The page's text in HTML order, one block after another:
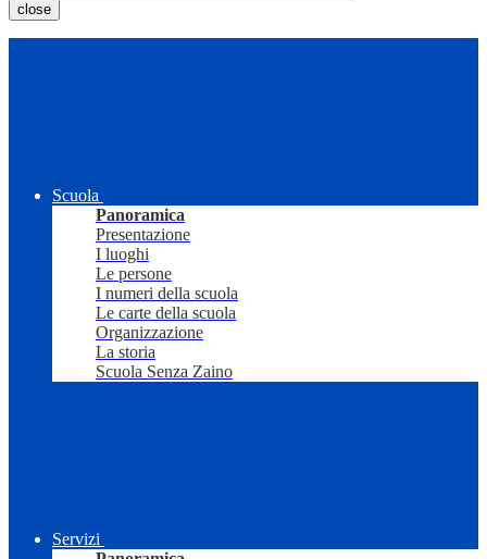
close
Scuola
Panoramica
Presentazione
I luoghi
Le persone
I numeri della scuola
Le carte della scuola
Organizzazione
La storia
Scuola Senza Zaino
Servizi